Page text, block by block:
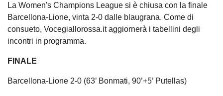
La Women's Champions League si è chiusa con la finale
Barcellona-Lione, vinta 2-0 dalle blaugrana. Come di
consueto, Vocegiallorossa.it aggiornerà i tabellini degli
incontri in programma.
FINALE
Barcellona-Lione 2-0 (63’ Bonmati, 90’+5’ Putellas)